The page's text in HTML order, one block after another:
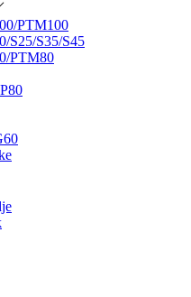
PTM100
S25/S35/S45
PTM80